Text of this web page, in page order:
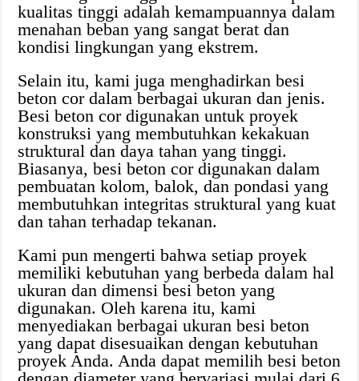
kualitas tinggi adalah kemampuannya dalam
menahan beban yang sangat berat dan
kondisi lingkungan yang ekstrem.
Selain itu, kami juga menghadirkan besi
beton cor dalam berbagai ukuran dan jenis.
Besi beton cor digunakan untuk proyek
konstruksi yang membutuhkan kekakuan
struktural dan daya tahan yang tinggi.
Biasanya, besi beton cor digunakan dalam
pembuatan kolom, balok, dan pondasi yang
membutuhkan integritas struktural yang kuat
dan tahan terhadap tekanan.
Kami pun mengerti bahwa setiap proyek
memiliki kebutuhan yang berbeda dalam hal
ukuran dan dimensi besi beton yang
digunakan. Oleh karena itu, kami
menyediakan berbagai ukuran besi beton
yang dapat disesuaikan dengan kebutuhan
proyek Anda. Anda dapat memilih besi beton